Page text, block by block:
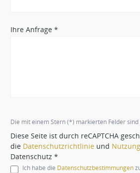
Ihre Anfrage *
Die mit einem Stern (*) markierten Felder
Diese Seite ist durch reCAPTCHA
die Datenschutzrichtlinie und
Datenschutz *
Ich habe die Datenschutzbestimmungen